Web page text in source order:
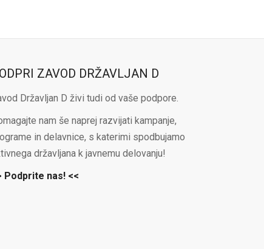
ZAVOD DRŽAVLJAN D
Državljan D živi tudi od vaše podpore.
nam še naprej razvijati kampanje,
in delavnice, s katerimi spodbujamo
državljana k javnemu delovanju!
Podprite nas! <<